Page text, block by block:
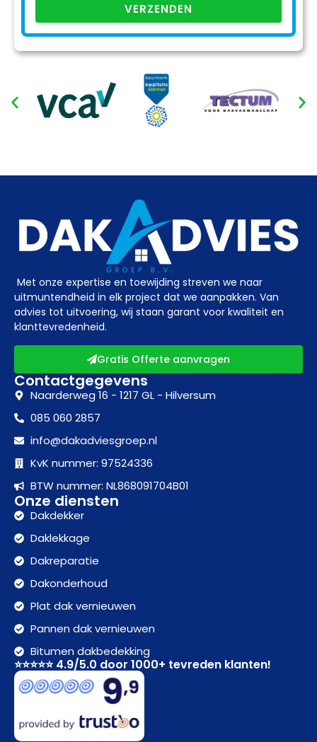
VERZENDEN
Met onze expertise en toewijding streven we naar
uitmuntendheid in elk project dat we aanpakken. Van
advies tot uitvoering, wij staan garant voor kwaliteit en
klanttevredenheid.
Gratis Offerte aanvragen
Contactgegevens
Naarderweg 16 - 1217 GL - Hilversum
085 060 2857
info@dakadviesgroep.nl
KvK nummer: 97524336
BTW nummer: NL868091704B01
Onze diensten
Dakdekker
Daklekkage
Dakreparatie
Dakonderhoud
Plat dak vernieuwen
Pannen dak vernieuwen
Bitumen dakbedekking
⭐⭐⭐⭐⭐ 4.9/5.0 door 1000+ tevreden klanten!